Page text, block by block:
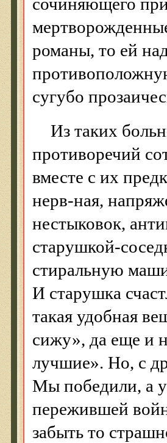
романы, то ей
сугубо
Из таких
противоречий
вместе с их
нерв-ная,
нестыковок,
старушкой-
стиральную
И старушка
такая удобная
сижу», да еще и
лучшие». Но, с
Мы победили, а
пережившей
забыть то